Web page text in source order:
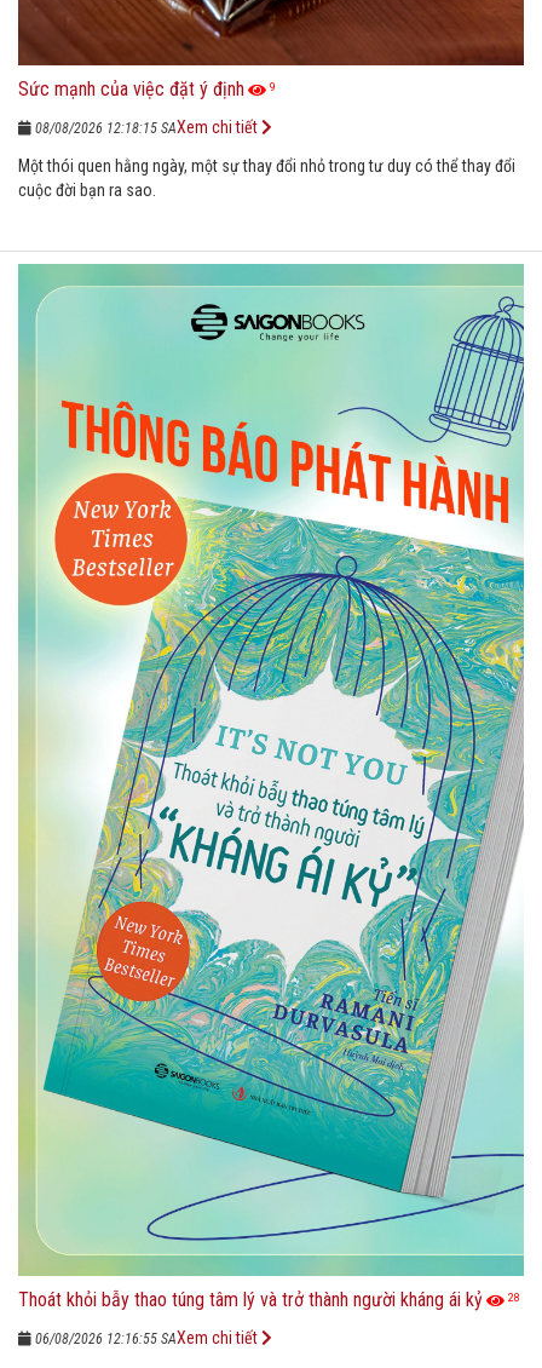
Sức mạnh của việc đặt ý định 9
08/08/2026 12:18:15 SA
Một thói quen hằng ngày, một sự thay đổi nhỏ trong tư duy có thể thay đổi
cuộc đời bạn ra sao.
Xem chi tiết
Thoát khỏi bẫy thao túng tâm lý và trở thành người kháng ái kỷ 28
06/08/2026 12:16:55 SAXem chi tiết